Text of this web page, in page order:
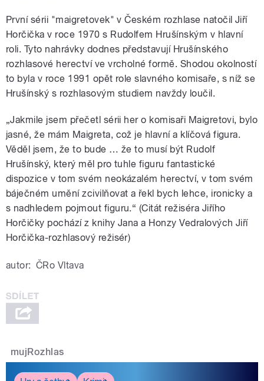
První sérii "maigretovek" v Českém rozhlase natočil Jiří
Horčička v roce 1970 s Rudolfem Hrušínským v hlavní
roli. Tyto nahrávky dodnes představují Hrušínského
rozhlasové herectví ve vrcholné formě. Shodou okolností
to byla v roce 1991 opět role slavného komisaře, s níž se
Hrušínský s rozhlasovým studiem navždy loučil.
„Jakmile jsem přečetl sérii her o komisaři Maigretovi, bylo
jasné, že mám Maigreta, což je hlavní a klíčová figura.
Věděl jsem, že to bude … že to musí být Rudolf
Hrušínský, který měl pro tuhle figuru fantastické
dispozice v tom svém neokázalém herectví, v tom svém
báječném umění zcivilňovat a řekl bych lehce, ironicky a
s nadhledem pojmout figuru.“ (Citát režiséra Jiřího
Horčičky pochází z knihy Jana a Honzy Vedralových Jiří
Horčička-rozhlasový režisér)
autor: ČRo Vltava
mujRozhlas